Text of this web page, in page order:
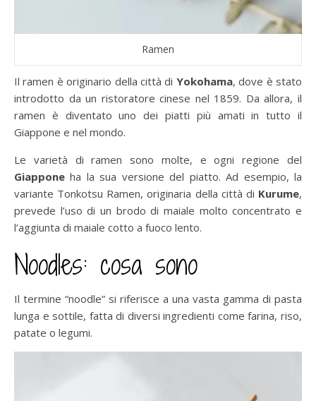
Ramen
Il ramen è originario della città di Yokohama, dove è stato
introdotto da un ristoratore cinese nel 1859. Da allora, il
ramen è diventato uno dei piatti più amati in tutto il
Giappone e nel mondo.
Le varietà di ramen sono molte, e ogni regione del
Giappone ha la sua versione del piatto. Ad esempio, la
variante Tonkotsu Ramen, originaria della città di Kurume,
prevede l’uso di un brodo di maiale molto concentrato e
l’aggiunta di maiale cotto a fuoco lento.
Noodles: cosa sono
Il termine “noodle” si riferisce a una vasta gamma di pasta
lunga e sottile, fatta di diversi ingredienti come farina, riso,
patate o legumi.